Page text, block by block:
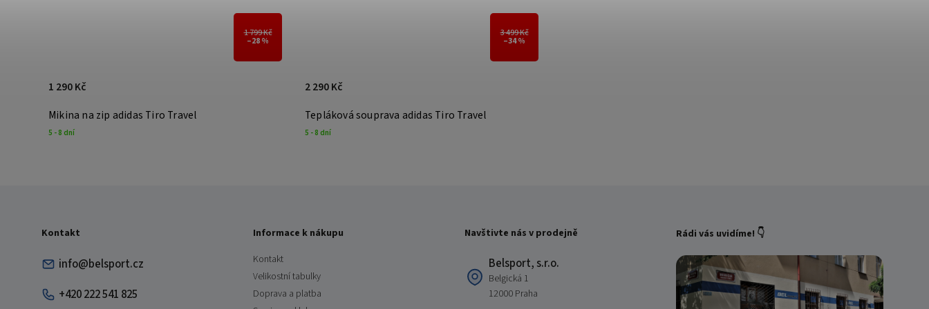
1 799 Kč
–28 %
Mikina na zip adidas Tiro Travel
5 - 8 dní
1 290 Kč
3 499 Kč
–34 %
Tepláková souprava adidas Tiro Travel
5 - 8 dní
2 290 Kč
Kontakt
info@belsport.cz
+420 222 541 825
Informace k nákupu
Kontakt
Velikostní tabulky
Doprava a platba
Navštivte nás v prodejně
Belsport, s.r.o.
Belgická 1
12000 Praha
Rádi vás uvidíme! 👇